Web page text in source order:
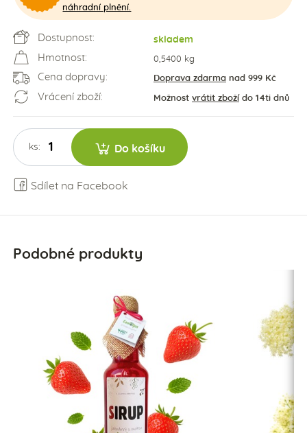
náhradní plnění.
Dostupnost: skladem
Hmotnost: 0,5400 kg
Cena dopravy: Doprava zdarma nad 999 Kč
Vrácení zboží: Možnost vrátit zbožído 14ti dnů
ks: Do košíku
Sdílet na Facebook
Podobné produkty